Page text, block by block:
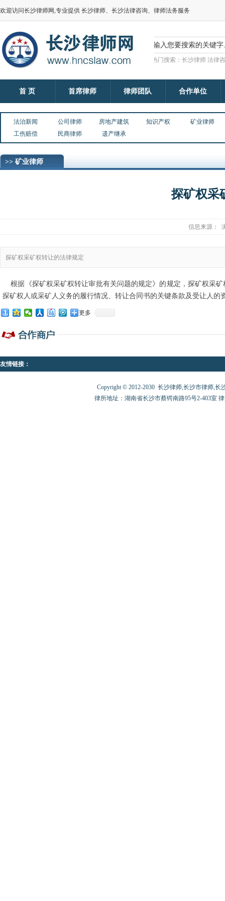
欢迎访问长沙律师网,专业提供 长沙律师、长沙法律咨询、律师法务服务
热门搜索：长沙律师 法律
首 页 首席律师 律师团队 合作单位
法治新闻 公司律师 房地产建筑 知识产权
矿业律师
工伤赔偿
民商律师 遗产继承
>> 矿业律师
探矿权采
信息来源：
探矿权采矿权转让的法律规定
根据《探矿权采矿权转让审批有关问题的规定》的规定，探矿权采
探矿权人或采矿人义务的履行情况、转让合同书的关键条款及受让人
更多
友情链接：
Copyright © 2012-2030 长沙律师,长沙市律师,长
律所地址：湖南省长沙市蔡锷南路95号2-403室